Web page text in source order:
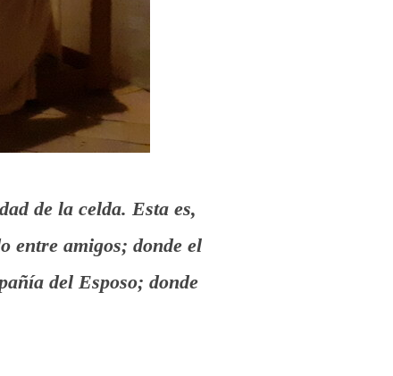
de la celda. Esta es,
entre amigos; donde el
del Esposo; donde